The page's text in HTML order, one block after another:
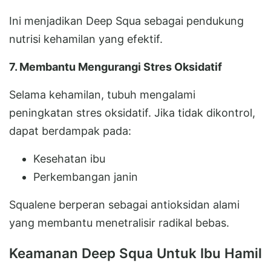
Ini menjadikan Deep Squa sebagai pendukung
nutrisi kehamilan yang efektif.
7. Membantu Mengurangi Stres Oksidatif
Selama kehamilan, tubuh mengalami
peningkatan stres oksidatif. Jika tidak dikontrol,
dapat berdampak pada:
Kesehatan ibu
Perkembangan janin
Squalene berperan sebagai antioksidan alami
yang membantu menetralisir radikal bebas.
Keamanan Deep Squa Untuk Ibu Hamil